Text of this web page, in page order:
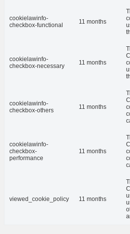
cookielawinfo-
checkbox-functional
11 months
cookielawinfo-
checkbox-necessary
11 months
cookielawinfo-
checkbox-others
11 months
cookielawinfo-
checkbox-
performance
11 months
viewed_cookie_policy 11 months